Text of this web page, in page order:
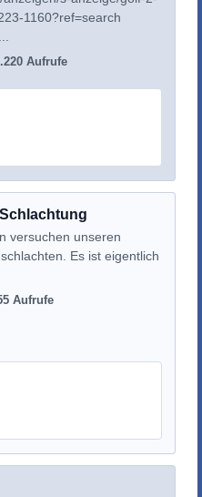
1160?ref=search
Aufrufe
versuchen unseren
Es ist eigentlich
Aufrufe